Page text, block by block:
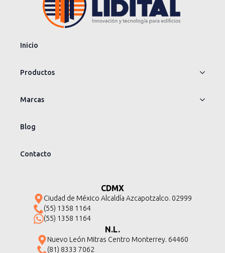
Inicio
Productos
Marcas
Blog
Contacto
CDMX
Ciudad de México Alcaldía Azcapotzalco. 02999
(55) 1358 1164
(55) 1358 1164
N.L.
Nuevo León Mitras Centro Monterrey. 64460
(81) 8333 7062